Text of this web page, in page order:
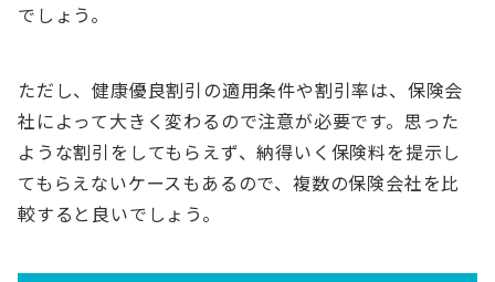
でしょう。
ただし、健康優良割引の適用条件や割引率は、保険会
社によって大きく変わるので注意が必要です。思った
ような割引をしてもらえず、納得いく保険料を提示し
てもらえないケースもあるので、複数の保険会社を比
較すると良いでしょう。